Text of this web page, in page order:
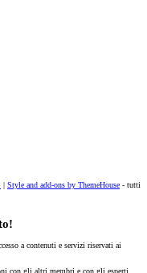
| Style and add-ons by ThemeHouse - tutti
a contenuti e servizi riservati ai
con gli altri membri e con gli esperti